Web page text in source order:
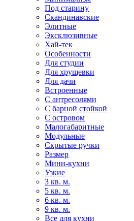
Под старину
Скандинавские
Элитные
Эксклюзивные
Хай-тек
Особенности
Для студии
Для хрущевки
Для дачи
Встроенные
С антресолями
С барной стойкой
С островом
Малогабаритные
Модульные
Скрытые ручки
Размер
Мини-кухни
Узкие
3 кв. м.
5 кв. м.
6 кв. м.
9 кв. м.
Все для кухни